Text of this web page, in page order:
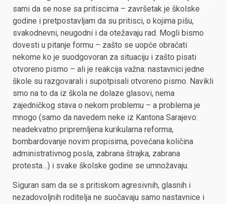
sami da se nose sa pritiscima – završetak je školske
godine i pretpostavljam da su pritisci, o kojima pišu,
svakodnevni, neugodni i da otežavaju rad. Mogli bismo
dovesti u pitanje formu – zašto se uopće obraćati
nekome ko je suodgovoran za situaciju i zašto pisati
otvoreno pismo – ali je reakcija važna: nastavnici jedne
škole su razgovarali i supotpisali otvoreno pismo. Navikli
smo na to da iz škola ne dolaze glasovi, nema
zajedničkog stava o nekom problemu – a problema je
mnogo (samo da navedem neke iz Kantona Sarajevo:
neadekvatno pripremljena kurikularna reforma,
bombardovanje novim propisima, povećana količina
administrativnog posla, zabrana štrajka, zabrana
protesta…) i svake školske godine se umnožavaju.
Siguran sam da se s pritiskom agresivnih, glasnih i
nezadovoljnih roditelja ne suočavaju samo nastavnice i